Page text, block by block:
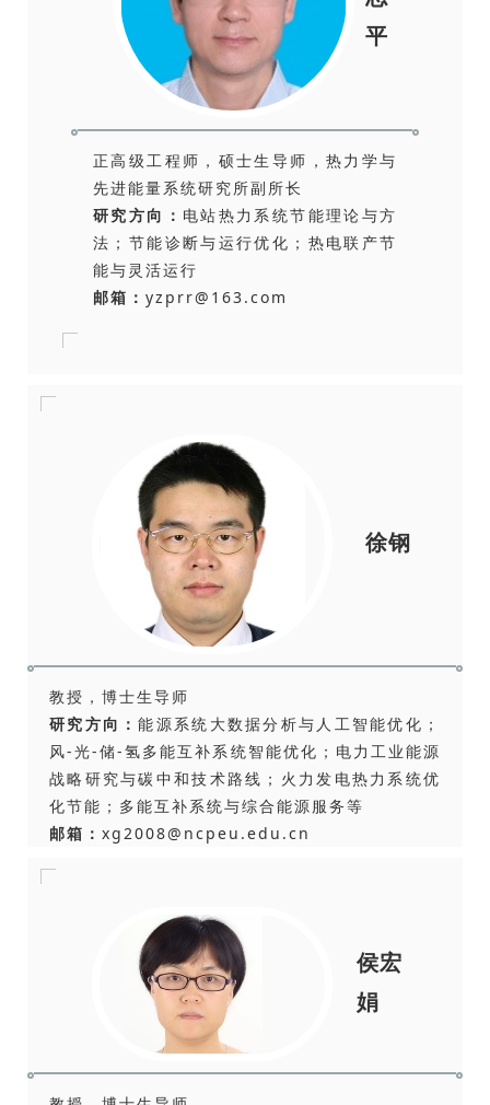
平
正高级工程师，硕士生导师，热力学与
先进能量系统研究所副所长
研究方向： 电站热力系统节能理论与方
法；节能诊断与运行优化；热电联产节
能与灵活运行
邮箱： yzprr@163.com
徐钢
教授，博士生导师
研究方向：能源系统大数据分析与人工智能优化；
风-光-储-氢多能互补系统智能优化；电力工业能源
战略研究与碳中和技术路线；火力发电热力系统优
化节能；多能互补系统与综合能源服务等
邮箱： xg2008@ncpeu.edu.cn
侯宏
娟